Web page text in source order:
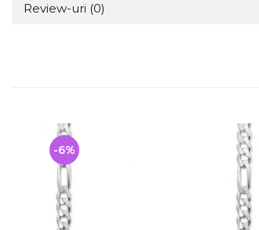
Review-uri (0)
-6%